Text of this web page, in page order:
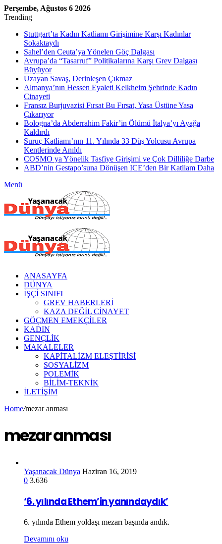
Perşembe, Ağustos 6 2026
Trending
Stuttgart’ta Kadın Katliamı Girişimine Karşı Kadınlar
Sokaktaydı
Sahel’den Ceuta’ya Yönelen Göç Dalgası
Avrupa’da “Tasarruf” Politikalarına Karşı Grev Dalgası
Büyüyor
Uzayan Savaş, Derinleşen Çıkmaz
Almanya’nın Hessen Eyaleti Kelkheim Şehrinde Kadın
Cinayeti
Fransız Burjuvazisi Fırsat Bu Fırsat, Yasa Üstüne Yasa
Çıkarıyor
Bologna’da Abderrahim Fakir’in Ölümü İtalya’yı Ayağa
Kaldırdı
Suruç Katliamı’nın 11. Yılında 33 Düş Yolcusu Avrupa
Kentlerinde Anıldı
COSMO ya Yönelik Tasfiye Girişimi ve Çok Dilliliğe Darbe
ABD’nin Gestapo’suna Dönüşen ICE’den Bir Katliam Daha
Menü
ANASAYFA
DÜNYA
İŞÇİ SINIFI
GREV HABERLERİ
KAZA DEĞİL CİNAYET
GÖÇMEN EMEKÇİLER
KADIN
GENÇLİK
MAKALELER
KAPİTALİZM ELEŞTİRİSİ
SOSYALİZM
POLEMİK
BİLİM-TEKNİK
ILETIŞIM
Home/mezar anması
mezar anması
Yaşanacak Dünya Haziran 16, 2019
0 3.636
‘6. yılında Ethem’in yanındaydık’
6. yılında Ethem yoldaşı mezarı başında andık.
Devamını oku